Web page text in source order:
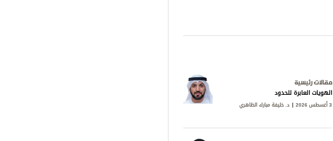
مقالات رئيسية
الهويات العابرة للحدود
3 أغسطس 2026 د. خليفة مبارك الظاهري